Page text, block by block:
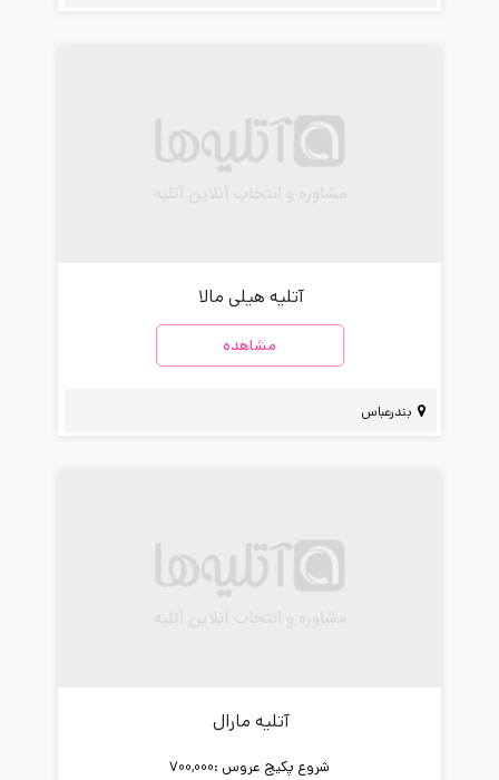
آتلیه هیلی مالا
مشاهده
بندرعباس
آتلیه مارال
شروع پکیج عروس :700,000